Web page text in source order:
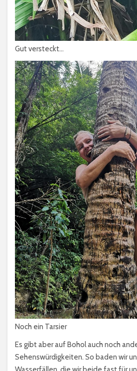
Gut versteckt…
Noch ein Tarsier
Es gibt aber auf Bohol auch noch
Sehenswürdigkeiten. So baden wir